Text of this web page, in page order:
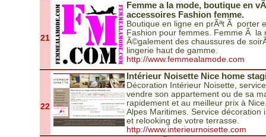
21
Femme a la mode, boutique en
accessoires Fashion femme.
Boutique en ligne en prÃªt Ã porter
Fashion pour femmes. Femme Ã la
Ã©galement des chaussures de
lingerie haut de gamme.
http://www.femmealamode.com
22
Intérieur Noisette Nice home
Décoration Intérieur Noisette,
vendre son appartement ou de sa
rapidement et au meilleur prix à
Alpes Maritimes. Service décoration
et relooking de votre terrasse.
http://www.interieurnoisette.com